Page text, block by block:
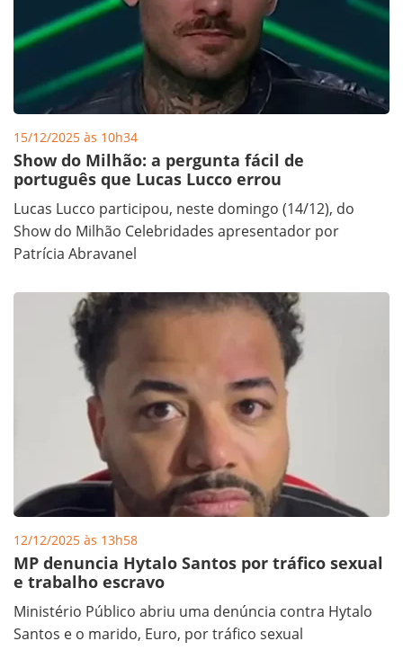
15/12/2025 às 10h34
Show do Milhão: a pergunta fácil de
português que Lucas Lucco errou
Lucas Lucco participou, neste domingo (14/12), do
Show do Milhão Celebridades apresentador por
Patrícia Abravanel
12/12/2025 às 13h58
MP denuncia Hytalo Santos por tráfico sexual
e trabalho escravo
Ministério Público abriu uma denúncia contra Hytalo
Santos e o marido, Euro, por tráfico sexual